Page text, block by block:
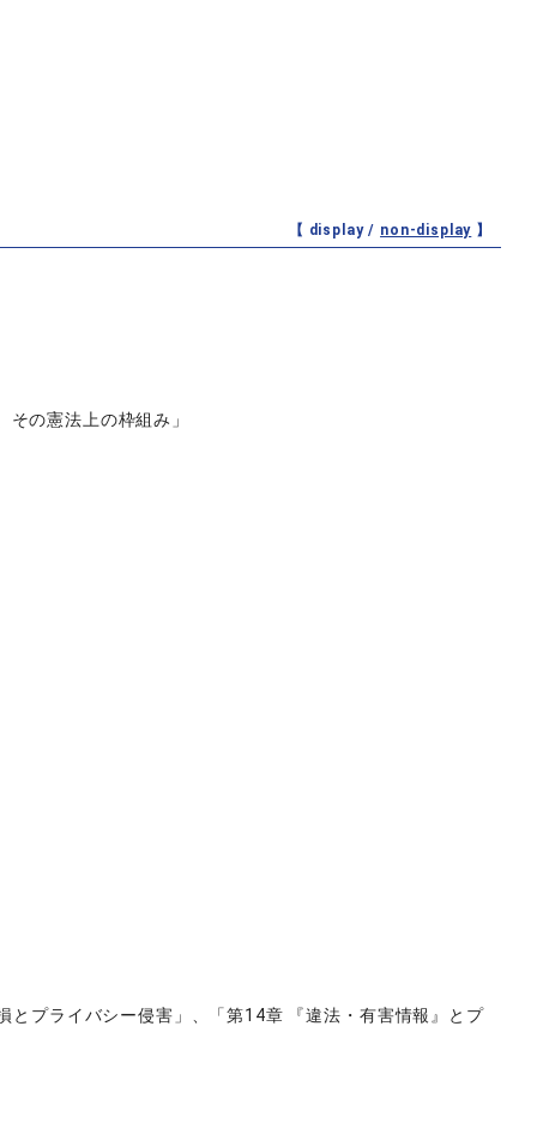
【 display / non-display 】
の憲法上の枠組み」
とプライバシー侵害」、「第14章 『違法・有害情報』とプ